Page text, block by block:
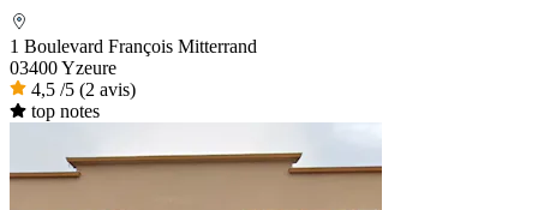
1 Boulevard François Mitterrand
03400 Yzeure
4,5 /5 (2 avis)
top notes